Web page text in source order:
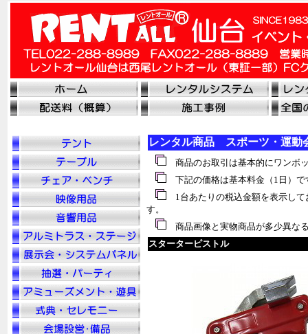
レンタル商品 スポーツ・運動
商品のお取引は基本的にワンボ
下記の価格は基本料金（1日）で
1台あたりの税込金額を表示して
す。
商品画像と実物商品が多少異な
スターターピストル